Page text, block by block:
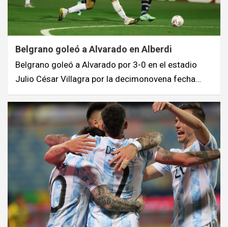
Belgrano goleó a Alvarado en Alberdi
Belgrano goleó a Alvarado por 3-0 en el estadio
Julio César Villagra por la decimonovena fecha…